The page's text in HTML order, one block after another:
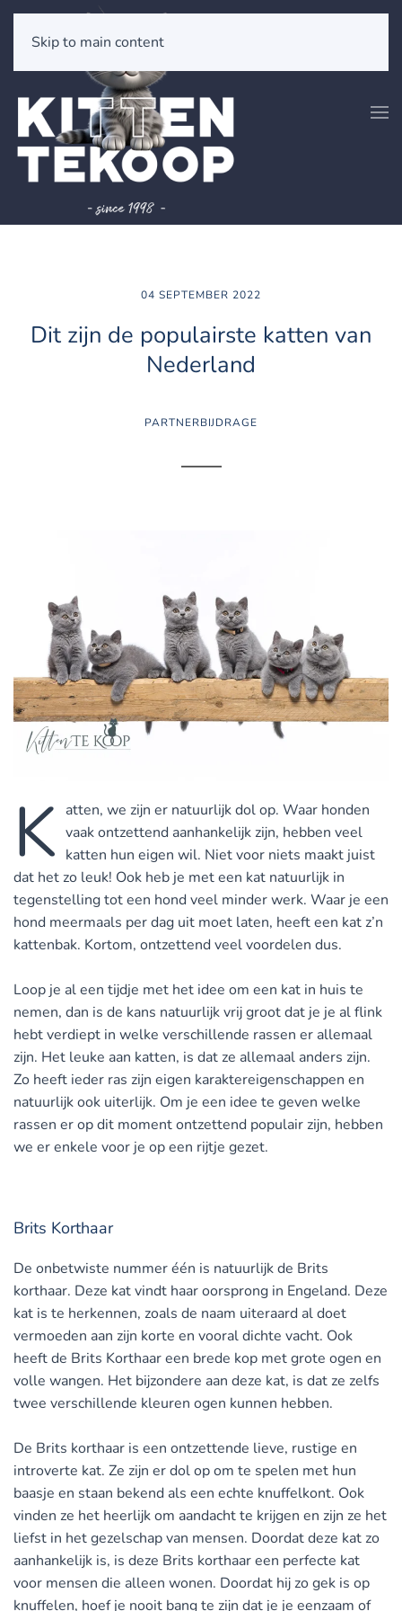
Skip to main content
04 SEPTEMBER 2022
Dit zijn de populairste katten van
Nederland
PARTNERBIJDRAGE
K atten, we zijn er natuurlijk dol op. Waar honden
vaak ontzettend aanhankelijk zijn, hebben veel
katten hun eigen wil. Niet voor niets maakt juist
dat het zo leuk! Ook heb je met een kat natuurlijk in
tegenstelling tot een hond veel minder werk. Waar je een
hond meermaals per dag uit moet laten, heeft een kat z’n
kattenbak. Kortom, ontzettend veel voordelen dus.
Loop je al een tijdje met het idee om een kat in huis te
nemen, dan is de kans natuurlijk vrij groot dat je je al flink
hebt verdiept in welke verschillende rassen er allemaal
zijn. Het leuke aan katten, is dat ze allemaal anders zijn.
Zo heeft ieder ras zijn eigen karaktereigenschappen en
natuurlijk ook uiterlijk. Om je een idee te geven welke
rassen er op dit moment ontzettend populair zijn, hebben
we er enkele voor je op een rijtje gezet.
Brits Korthaar
De onbetwiste nummer één is natuurlijk de Brits
korthaar. Deze kat vindt haar oorsprong in Engeland. Deze
kat is te herkennen, zoals de naam uiteraard al doet
vermoeden aan zijn korte en vooral dichte vacht. Ook
heeft de Brits Korthaar een brede kop met grote ogen en
volle wangen. Het bijzondere aan deze kat, is dat ze zelfs
twee verschillende kleuren ogen kunnen hebben.
De Brits korthaar is een ontzettende lieve, rustige en
introverte kat. Ze zijn er dol op om te spelen met hun
baasje en staan bekend als een echte knuffelkont. Ook
vinden ze het heerlijk om aandacht te krijgen en zijn ze het
liefst in het gezelschap van mensen. Doordat deze kat zo
aanhankelijk is, is deze Brits korthaar een perfecte kat
voor mensen die alleen wonen. Doordat hij zo gek is op
knuffelen, hoef je nooit bang te zijn dat je je eenzaam of